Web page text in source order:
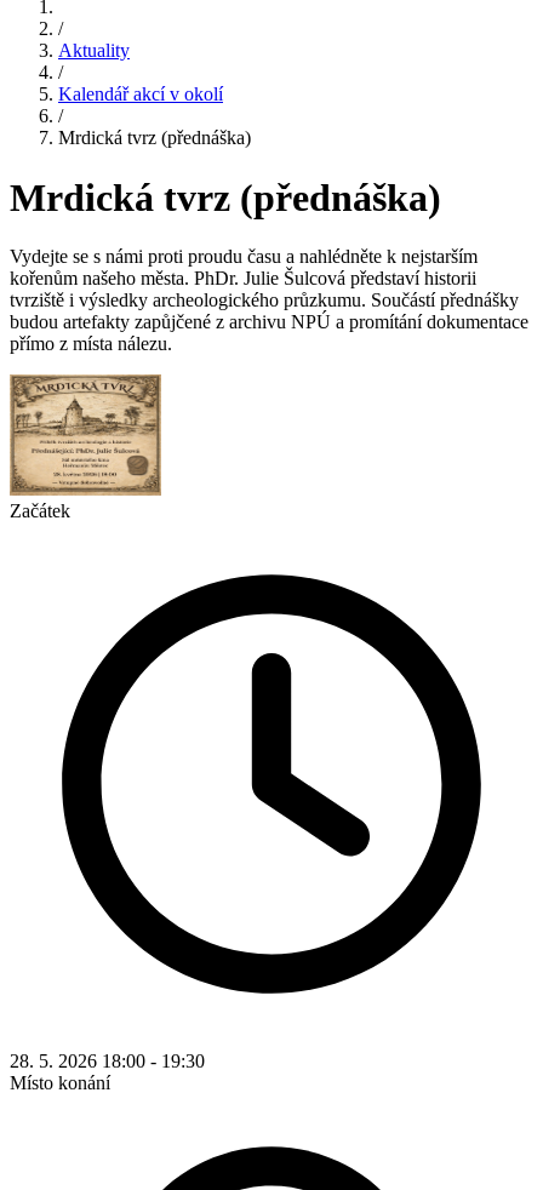
/
Aktuality
/
Kalendář akcí v okolí
/
Mrdická tvrz (přednáška)
Mrdická tvrz (přednáška)
Vydejte se s námi proti proudu času a nahlédněte k nejstarším
kořenům našeho města. PhDr. Julie Šulcová představí historii
tvrziště i výsledky archeologického průzkumu. Součástí přednášky
budou artefakty zapůjčené z archivu NPÚ a promítání dokumentace
přímo z místa nálezu.
Začátek
28. 5. 2026 18:00 - 19:30
Místo konání